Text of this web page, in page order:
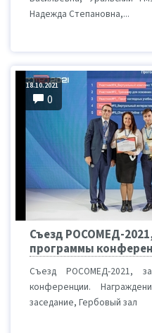
Надежда Степановна,...
18.10.2021
0
Съезд РОСОМЕД-
программы
Съезд РОСОМЕД-2021,
конференции.
заседание, Гербовый зал